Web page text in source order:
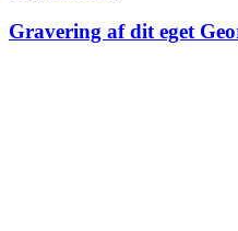
Gravering af dit eget